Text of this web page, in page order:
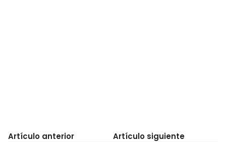
Artículo anterior Artículo siguiente